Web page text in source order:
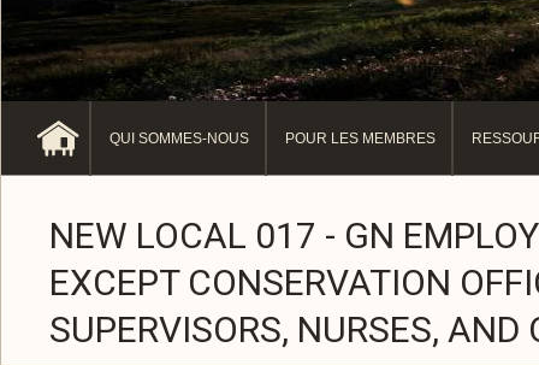
QUI SOMMES-NOUS POUR LES MEMBRES
NEW LOCAL 017 - GN
EXCEPT CONSERVATION
SUPERVISORS, NURSES, AND